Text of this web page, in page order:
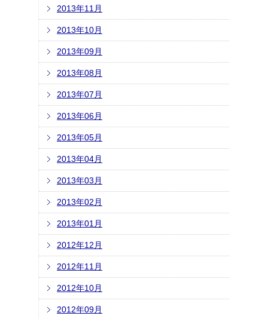
2013年11月
2013年10月
2013年09月
2013年08月
2013年07月
2013年06月
2013年05月
2013年04月
2013年03月
2013年02月
2013年01月
2012年12月
2012年11月
2012年10月
2012年09月